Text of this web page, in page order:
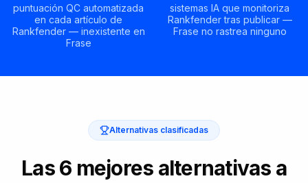
puntuación QC automatizada
en cada artículo de
Rankfender — inexistente en
Frase
sistemas IA que monitoriza
Rankfender tras publicar —
Frase no rastrea ninguno
Alternativas clasificadas
Las 6 mejores alternativas a